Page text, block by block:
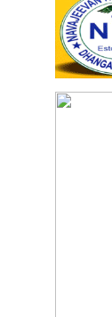
अन्तर्वार्ता
खेलकुद